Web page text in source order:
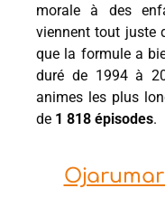
morale à des
viennent tout juste
que la formule a
duré de 1994 à
animes les plus
de 1 818 épisodes.